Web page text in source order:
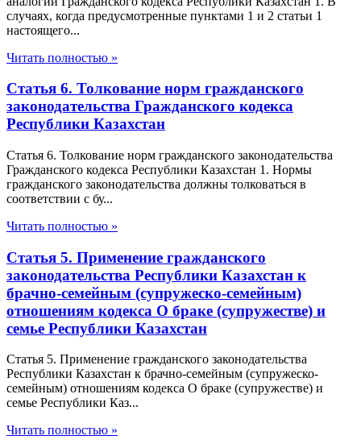
случаях, когда предусмотренные пунктами 1 и 2 статьи 1
настоящего...
Читать полностью »
Статья 6. Толкование норм гражданского
законодательства Гражданского кодекса
Республики Казахстан
Статья 6. Толкование норм гражданского законодательства
Гражданского кодекса Республики Казахстан 1. Нормы
гражданского законодательства должны толковаться в
соответствии с бу...
Читать полностью »
Статья 5. Применение гражданского
законодательства Республики Казахстан к
брачно-семейным (супружеско-семейным)
отношениям кодекса О браке (супружестве) и
семье Республики Казахстан
Статья 5. Применение гражданского законодательства
Республики Казахстан к брачно-семейным (супружеско-
семейным) отношениям кодекса О браке (супружестве) и
семье Республики Каз...
Читать полностью »